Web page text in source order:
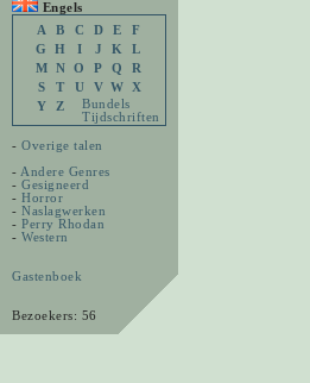
Engels
A
B C D E
F
G
H I J K
L
M
N O P Q
R
S
T U V W
X
Y
Z
Bundels
Tijdschriften
- Overige talen
- Andere Genres
- Gesigneerd
- Horror
- Naslagwerken
- Perry Rhodan
- Western
Gastenboek
Bezoekers: 56